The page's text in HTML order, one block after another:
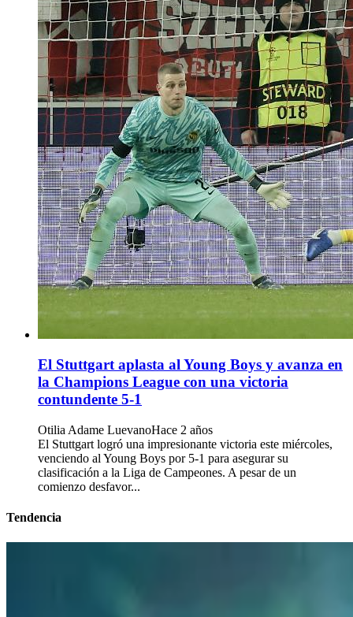
El Stuttgart aplasta al Young Boys y avanza en
la Champions League con una victoria
contundente 5-1
Otilia Adame LuevanoHace 2 años
El Stuttgart logró una impresionante victoria este miércoles,
venciendo al Young Boys por 5-1 para asegurar su
clasificación a la Liga de Campeones. A pesar de un
comienzo desfavor...
Tendencia